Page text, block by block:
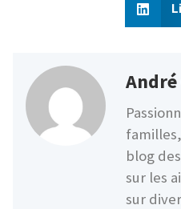
André
blog
sur les
sur